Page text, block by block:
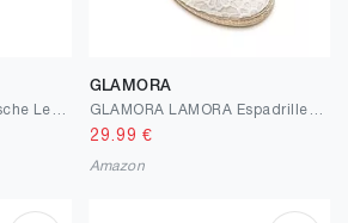
GLAMORA
29.99 €
Amazon